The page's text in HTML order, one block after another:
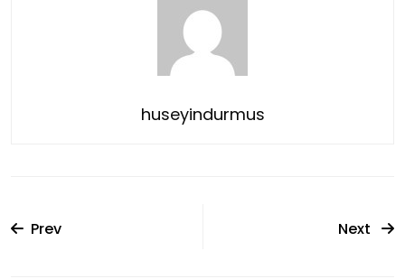
huseyindurmus
Prev Next